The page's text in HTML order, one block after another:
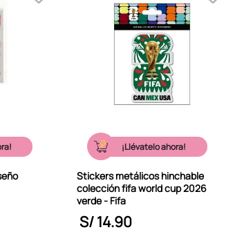
¡Llévatelo ahora!
Stickers metálicos hinchable
colección fifa world cup 2026
verde - Fifa
S/14.90